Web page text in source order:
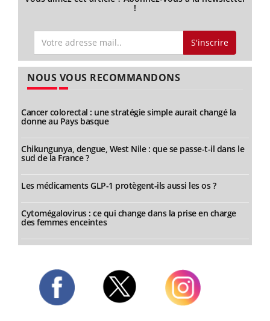
!
S'inscrire
NOUS VOUS RECOMMANDONS
Cancer colorectal : une stratégie simple aurait changé la
donne au Pays basque
Chikungunya, dengue, West Nile : que se passe-t-il dans le
sud de la France ?
Les médicaments GLP-1 protègent-ils aussi les os ?
Cytomégalovirus : ce qui change dans la prise en charge
des femmes enceintes